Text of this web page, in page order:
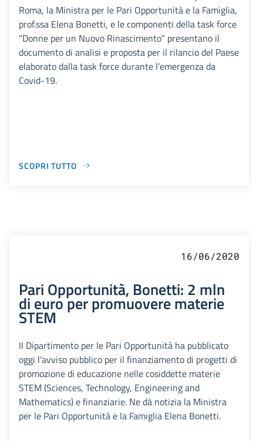
Roma, la Ministra per le Pari Opportunità e la Famiglia,
prof.ssa Elena Bonetti, e le componenti della task force
“Donne per un Nuovo Rinascimento” presentano il
documento di analisi e proposta per il rilancio del Paese
elaborato dalla task force durante l’emergenza da
Covid-19.
SCOPRI TUTTO
16/06/2020
Pari Opportunità, Bonetti: 2 mln
di euro per promuovere materie
STEM
Il Dipartimento per le Pari Opportunità ha pubblicato
oggi l’avviso pubblico per il finanziamento di progetti di
promozione di educazione nelle cosiddette materie
STEM (Sciences, Technology, Engineering and
Mathematics) e finanziarie. Ne dà notizia la Ministra
per le Pari Opportunità e la Famiglia Elena Bonetti.